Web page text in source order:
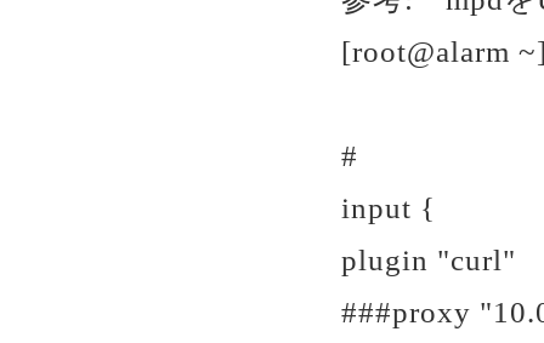
[root@alarm
#
input {
plugin "curl"
###proxy